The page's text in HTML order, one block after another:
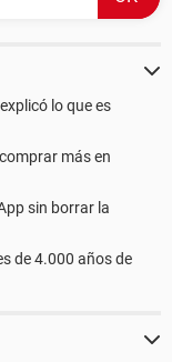
lo que es
más en
sin borrar la
de 4.000 años de